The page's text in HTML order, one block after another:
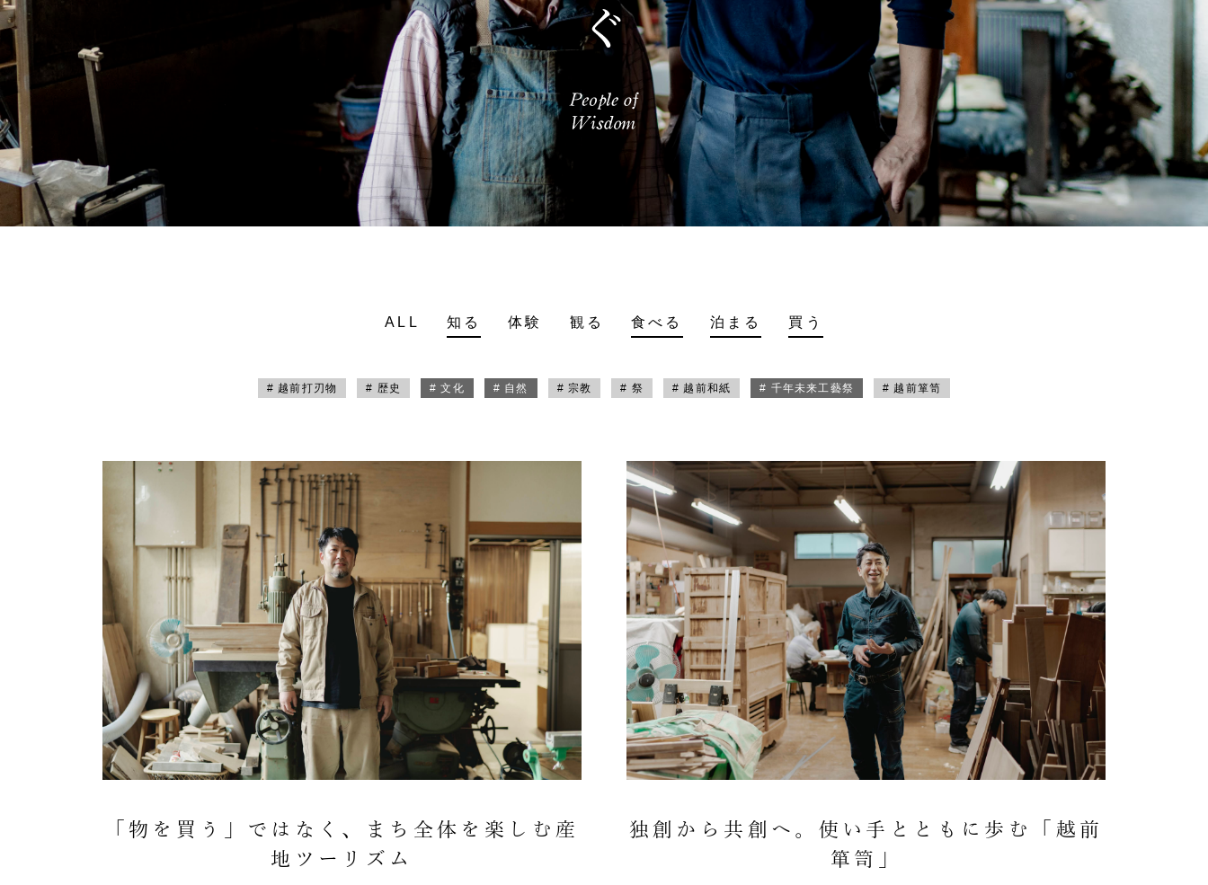
ALL 知る 体験 観る 食べる 泊まる 買う
# 越前打刃物 # 歴史 # 文化 # 自然 # 宗教 # 祭 # 越前和紙 # 千年未来工藝祭 # 越前箪笥
「物を買う」ではなく、まち全体を楽しむ産
地ツーリズム
独創から共創へ。使い手とともに歩む「越前
箪笥」